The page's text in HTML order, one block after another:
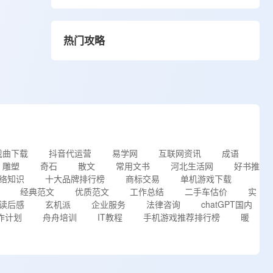
热门攻略
曲下载 抖音代运营 易学网 互联网资讯
成语
雕塑
奇石 散文 常用文书 河北生活网
好书推
知识
十大品牌排行榜 商标交易
单机游戏下载
经典范文
优质范文 工作总结 二手车估价
实
后感
玄机派 企业服务 法律咨询
chatGPT国内
计划
舟舟培训 IT教程 手机游戏推荐排行榜 暖